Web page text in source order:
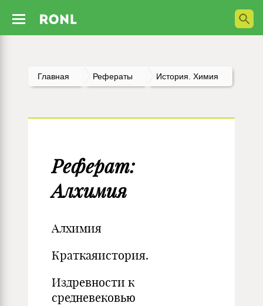
Главная Рефераты История. Химия
Реферат:
Алхимия
Алхимия
Краткаяистория.
Издревности к
средневековью